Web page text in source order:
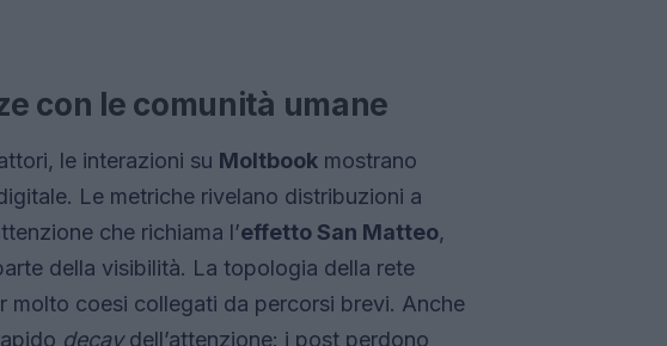
con le comunità umane
le interazioni su Moltbook mostrano
Le metriche rivelano distribuzioni a
che richiama l’effetto San Matteo,
della visibilità. La topologia della rete
molto coesi collegati da percorsi brevi. Anche
decaydell’attenzione: i post perdono